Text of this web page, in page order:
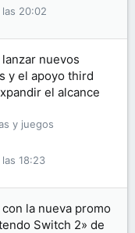
las 20:02
nuevos
y el apoyo third
el alcance
y juegos
18:23
la nueva promo
Switch 2» de